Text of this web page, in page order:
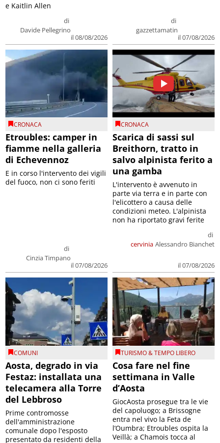
Davide Pellegrino
gazzettamatin
CRONACA
Etroubles: camper in
fiamme nella galleria
di Echevennoz
Cinzia Timpano
E in corso l'intervento dei vigili
del fuoco, non ci sono feriti
CRONACA
Scarica di sassi sul
Breithorn, tratto in
salvo alpinista ferito a
una gamba
Alessandro Bianchet
L'intervento è avvenuto in
parte via terra e in parte con
l'elicottero a causa delle
condizioni meteo. L'alpinista
non ha riportato gravi ferite
COMUNI
Aosta, degrado in via
Festaz: installata una
telecamera alla Torre
del Lebbroso
Prime contromosse
dell'amministrazione
comunale dopo l'esposto
presentato da residenti della
zona; promessi anche
TURISMO & TEMPO LIBERO
Cosa fare nel fine
settimana in Valle
d’Aosta
GiocAosta prosegue tra le vie
del capoluogo; a Brissogne
entra nel vivo la Feta de
l’Oumbra; Etroubles ospita la
Veillà; a Chamois tocca al
Festival A...